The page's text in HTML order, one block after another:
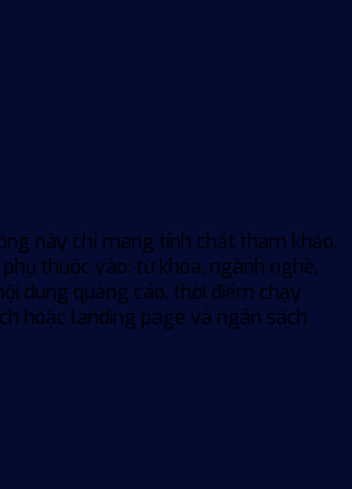
này chỉ mang tính chất tham khảo.
thuộc vào: từ khóa, ngành nghề,
dung quảng cáo, thời điểm chạy
hoặc landing page và ngân sách